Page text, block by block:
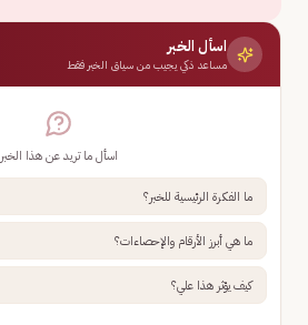
اسأل الخبر
مساعد ذكي يجيب من سياق الخبر فقط
اسأل ما تريد عن هذا الخبر
ما الفكرة الرئيسية للخبر؟
ما هي أبرز الأرقام والإحصاءات؟
كيف يؤثر هذا علي؟